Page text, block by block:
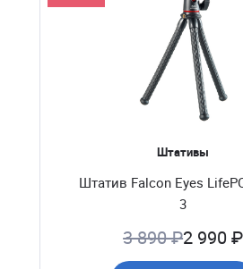
Штативы
Штатив Falcon Eyes
3
3 890 ₽2 990 ₽